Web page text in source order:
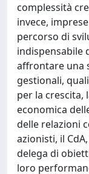
complessità
invece,
percorso di
indispensabile
affrontare una
gestionali,
per la crescita,
economica
delle relazioni
azionisti, il
delega di
loro